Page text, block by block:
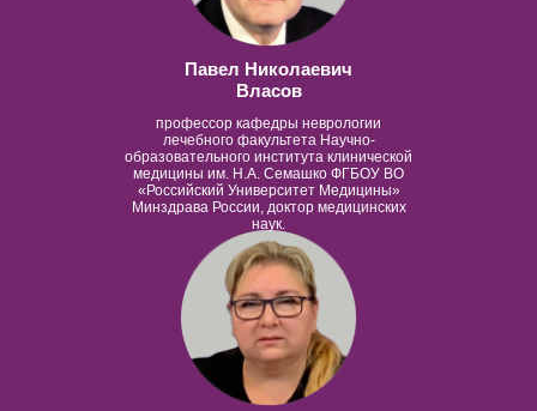
профессор кафедры неврологии
лечебного факультета Научно-
образовательного института клинической
медицины им. Н.А. Семашко ФГБОУ ВО
«Российский Университет Медицины»
Минздрава России, доктор медицинских
наук.
Павел Николаевич
Власов